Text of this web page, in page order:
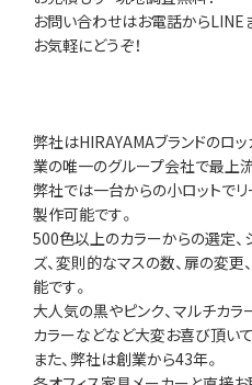
お問い合わせはお電話からLINE
お気軽にどうぞ！
弊社はHIRAYAMAブランドのロ
業の唯一のグループ会社で最上
弊社では一台からの小ロットで
製作可能です。
500色以上のカラーからの選定、
ズ、変則的なマスの数、扉の変
能です。
大人気の黒やピンク、マルチカラ
カラーなどなど大変お喜び頂いて
また、弊社は創業から43年。